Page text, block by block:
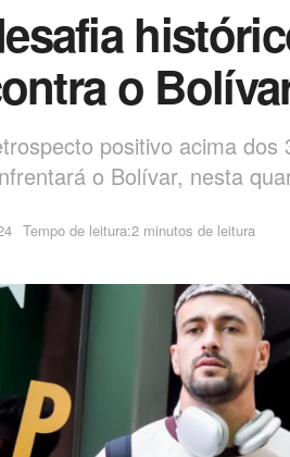
o
positivo acima
o Bolívar, nesta
Tempo de leitura:2 minutos de leitura